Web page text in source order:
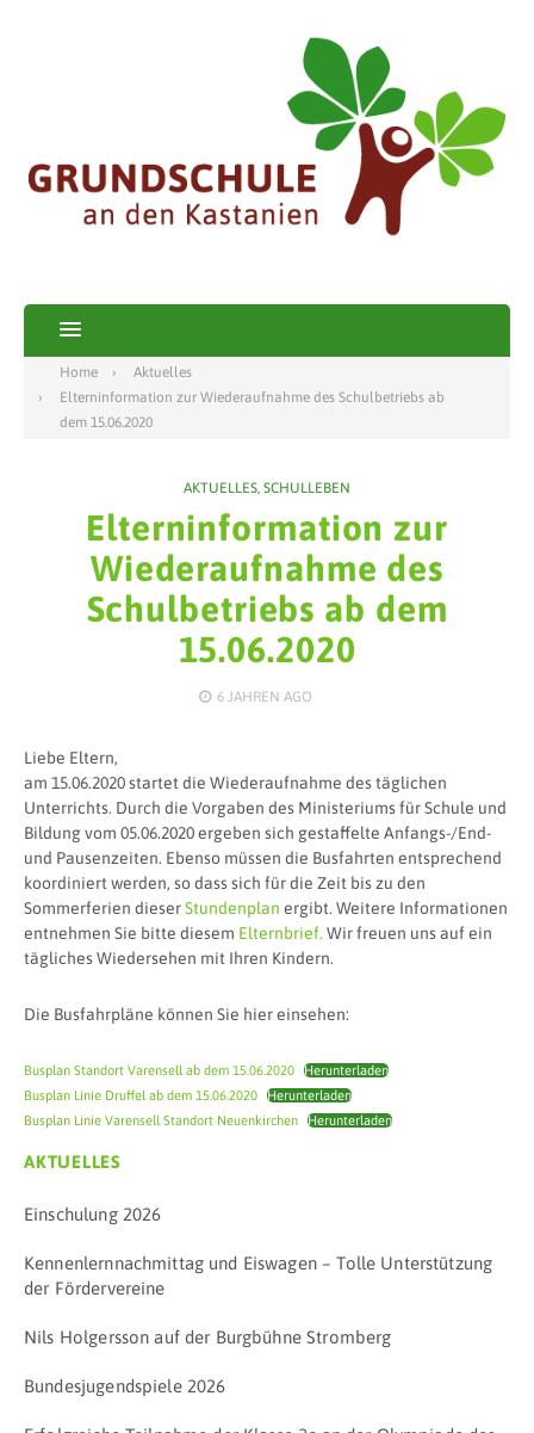
Home
Aktuelles
Elterninformation zur Wiederaufnahme des Schulbetriebs ab
dem 15.06.2020
AKTUELLES, SCHULLEBEN
Elterninformation zur
Wiederaufnahme des
Schulbetriebs ab dem
15.06.2020
6 JAHREN AGO
Liebe Eltern,
am 15.06.2020 startet die Wiederaufnahme des täglichen
Unterrichts. Durch die Vorgaben des Ministeriums für Schule und
Bildung vom 05.06.2020 ergeben sich gestaffelte Anfangs-/End-
und Pausenzeiten. Ebenso müssen die Busfahrten entsprechend
koordiniert werden, so dass sich für die Zeit bis zu den
Sommerferien dieserStundenplan ergibt. Weitere Informationen
entnehmen Sie bitte diesem Elternbrief. Wir freuen uns auf ein
tägliches Wiedersehen mit Ihren Kindern.
Die Busfahrpläne können Sie hier einsehen:
Busplan Standort Varensell ab dem 15.06.2020
Herunterladen
Busplan Linie Druffel ab dem 15.06.2020
Herunterladen
Busplan Linie Varensell Standort Neuenkirchen
Herunterladen
AKTUELLES
Einschulung 2026
Kennenlernnachmittag und Eiswagen – Tolle Unterstützung
der Fördervereine
Nils Holgersson auf der Burgbühne Stromberg
Bundesjugendspiele 2026